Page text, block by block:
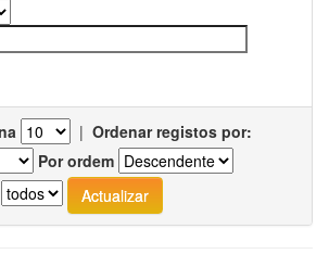
| Ordenar registos por:
Por ordem